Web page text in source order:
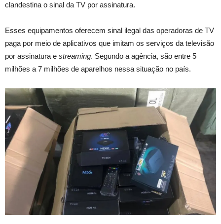
clandestina o sinal da TV por assinatura.
Esses equipamentos oferecem sinal ilegal das operadoras de TV
paga por meio de aplicativos que imitam os serviços da televisão
por assinatura e streaming. Segundo a agência, são entre 5
milhões a 7 milhões de aparelhos nessa situação no país.